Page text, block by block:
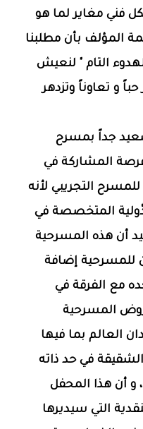
فني مغاير لما هو
المؤلف بأن مطلبنا
التام " لنعيش
و تعاوناً وتزدهر
جداً بمسرح
المشاركة في
التجريبي لأنه
المتخصصة في
أن هذه المسرحية
للمسرحية إضافة
مع الفرقة في
المسرحية
العالم بما فيها
في حد ذاته
و أن هذا المحفل
التي سيديرها